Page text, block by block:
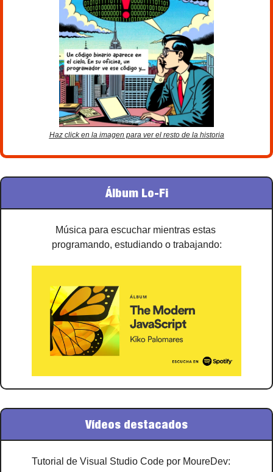
Haz click en la imagen para ver el resto de la historia
Álbum Lo-Fi
Música para escuchar mientras estas
programando, estudiando o trabajando:
Vídeos destacados
Tutorial de Visual Studio Code por MoureDev: